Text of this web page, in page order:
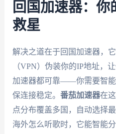
回国加速器：你
救星
解决之道在于回国加速器，
（VPN）伪装你的IP地址，
加速器都可靠——你需要智
保连接稳定。 番茄加速器在
点分布覆盖多国，自动选择
海外怎么听歌时，它能智能